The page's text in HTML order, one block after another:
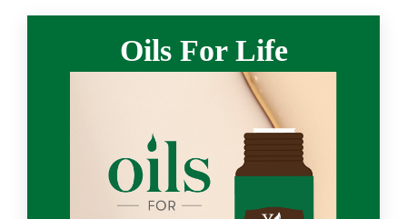
Oils For Life